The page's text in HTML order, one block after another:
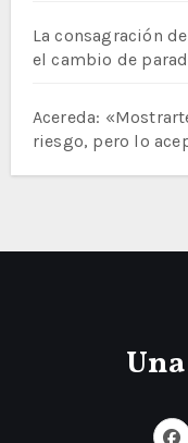
La consagración
el cambio de
Acereda:
riesgo, pero lo